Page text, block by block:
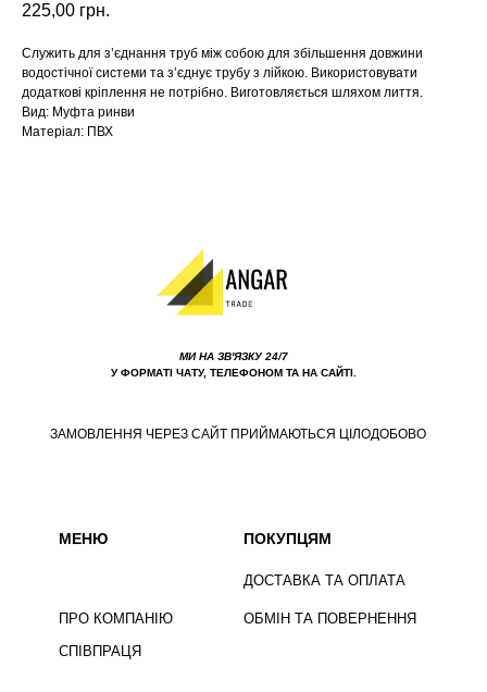
225,00 грн.
Служить для з’єднання труб між собою для збільшення довжини
водостічної системи та з’єднує трубу з лійкою. Використовувати
додаткові кріплення не потрібно. Виготовляється шляхом лиття.
Вид: Муфта ринви
Матеріал: ПВХ
ПРО КОМПАНІЮ
СПІВПРАЦЯ
ДОСТАВКА ТА ОПЛАТА
ОБМІН ТА ПОВЕРНЕННЯ
ПОКУПЦЯМ
МИ НА ЗВ'ЯЗКУ 24/7
У ФОРМАТІ ЧАТУ, ТЕЛЕФОНОМ ТА НА САЙТІ.
МЕНЮ
ЗАМОВЛЕННЯ ЧЕРЕЗ САЙТ ПРИЙМАЮТЬСЯ ЦІЛОДОБОВО